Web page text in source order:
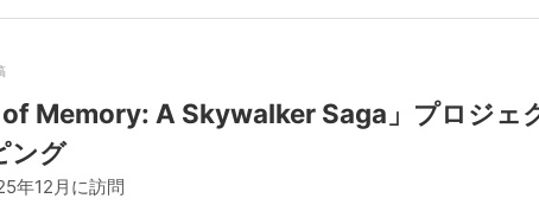
of Memory: A Skywalker Saga」プロジェ
ング
年12月に訪問